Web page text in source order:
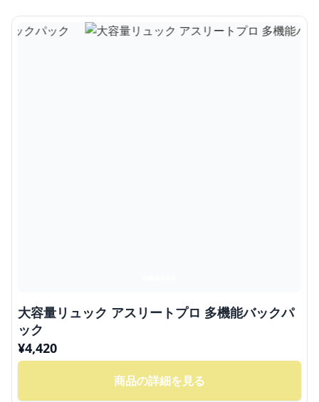
大容量リュック アスリートプロ 多機能バックパ
ック
¥4,420
商品の詳細を見る